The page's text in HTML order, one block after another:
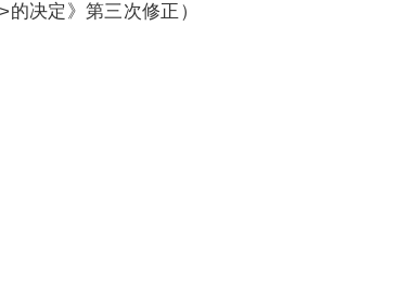
决定》第三次修正）